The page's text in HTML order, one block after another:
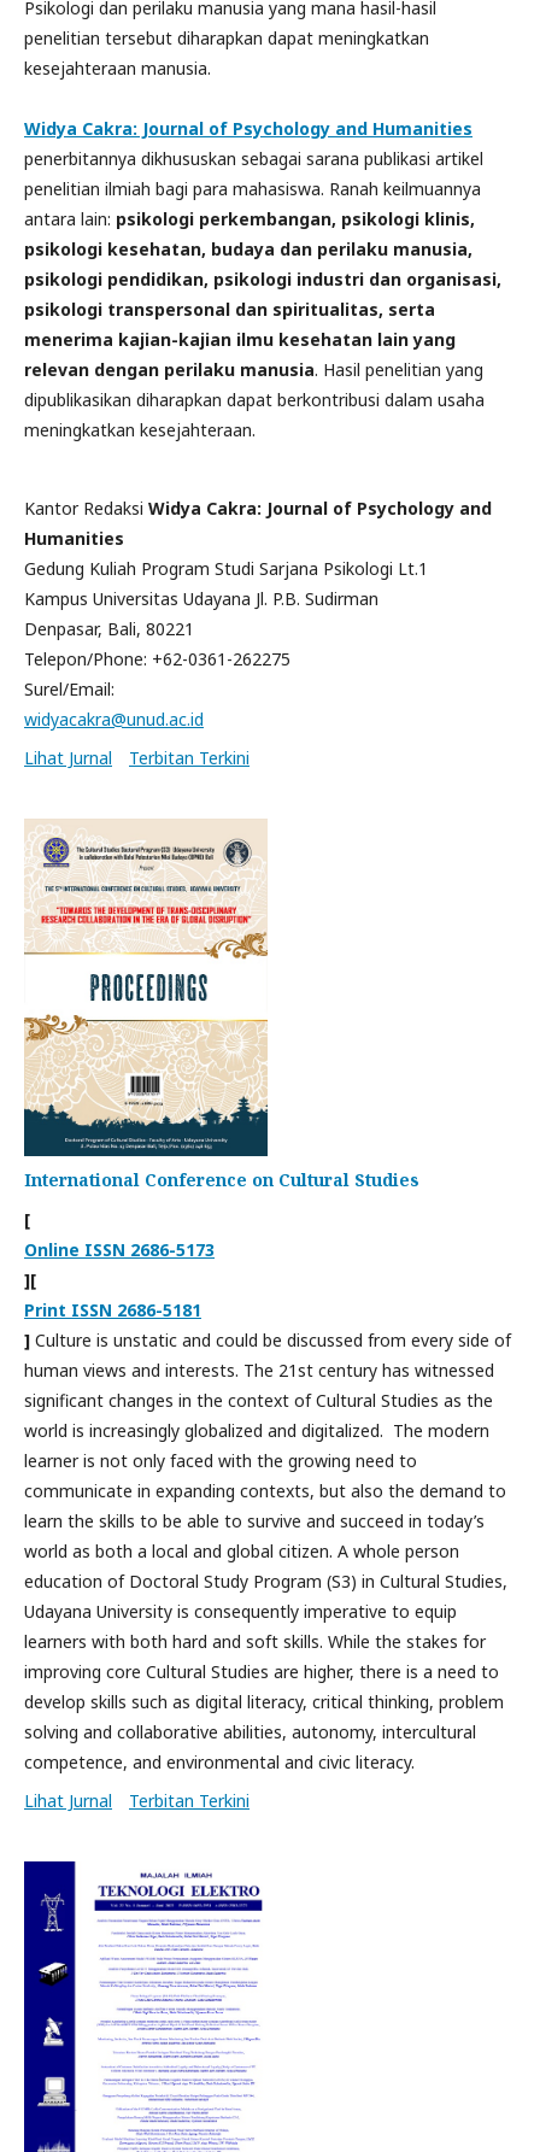
Psikologi dan perilaku manusia yang mana hasil-hasil
penelitian tersebut diharapkan dapat meningkatkan
kesejahteraan manusia.
Widya Cakra: Journal of Psychology and Humanities
penerbitannya dikhususkan sebagai sarana publikasi artikel
penelitian ilmiah bagi para mahasiswa. Ranah keilmuannya
antara lain: psikologi perkembangan, psikologi klinis,
psikologi kesehatan, budaya dan perilaku manusia,
psikologi pendidikan, psikologi industri dan organisasi,
psikologi transpersonal dan spiritualitas, serta
menerima kajian-kajian ilmu kesehatan lain yang
relevan dengan perilaku manusia. Hasil penelitian yang
dipublikasikan diharapkan dapat berkontribusi dalam usaha
meningkatkan kesejahteraan.
Kantor Redaksi Widya Cakra: Journal of Psychology and
Humanities
Gedung Kuliah Program Studi Sarjana Psikologi Lt.1
Kampus Universitas Udayana Jl. P.B. Sudirman
Denpasar, Bali, 80221
Telepon/Phone: +62-0361-262275
Surel/Email:
widyacakra@unud.ac.id
Lihat Jurnal
Terbitan Terkini
International Conference on Cultural Studies
[
Online ISSN 2686-5173
][
Print ISSN 2686-5181
] Culture is unstatic and could be discussed from every side of
human views and interests. The 21st century has witnessed
significant changes in the context of Cultural Studies as the
world is increasingly globalized and digitalized. The modern
learner is not only faced with the growing need to
communicate in expanding contexts, but also the demand to
learn the skills to be able to survive and succeed in today’s
world as both a local and global citizen. A whole person
education of Doctoral Study Program (S3) in Cultural Studies,
Udayana University is consequently imperative to equip
learners with both hard and soft skills. While the stakes for
improving core Cultural Studies are higher, there is a need to
develop skills such as digital literacy, critical thinking, problem
solving and collaborative abilities, autonomy, intercultural
competence, and environmental and civic literacy.
Lihat Jurnal
Terbitan Terkini